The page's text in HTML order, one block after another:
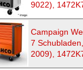
9022),
Campaign
7
2009),